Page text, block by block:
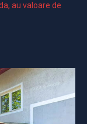
au valoare de